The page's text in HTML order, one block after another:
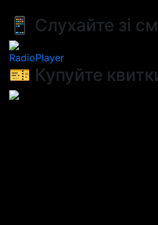
📱 Слухайте зі
RadioPlayer
🎫 Купуйте